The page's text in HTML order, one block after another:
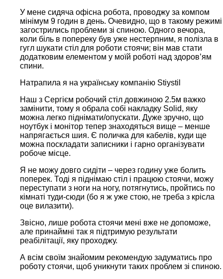
У мене сидяча офісна робота, проводжу за компом
мінімум 9 годин в день. Очевидно, що в такому режимі
загострились проблеми зі спиною. Одного вечора,
коли біль в попереку був уже нестерпним, я полізла в
гугл шукати стіл для роботи стоячи; він мав стати
додатковим елементом у моїй роботі над здоров’ям
спини.
Натрапила я на українську компанію Stiystil
Наш з Сергієм робочий стіл довжиною 2.5м важко
замінити, тому я обрала собі накладку Solid, яку
можна легко піднімати/опускати. Дуже зручно, що
ноутбук і монітор тепер знаходяться вище – менше
напрягається шия. Є поличка для кабелів, куди ще
можна поскладати записники і гарно організувати
робоче місце.
Я не можу довго сидіти – через годину уже болить
поперек. Тоді я піднімаю стіл і працюю стоячи, можу
переступати з ноги на ногу, потягнутись, пройтись по
кімнаті туди-сюди (бо я ж уже стою, не треба з крісла
оце вилазити).
Звісно, лише робота стоячи мені вже не допоможе,
але принаймні так я підтримую результати
реабілітації, яку проходжу.
А всім своїм знайомим рекомендую задуматись про
роботу стоячи, щоб уникнути таких проблем зі спиною.